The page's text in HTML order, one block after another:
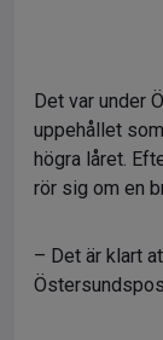
Det var under
uppehållet
högra låret.
rör sig om en
– Det är klart